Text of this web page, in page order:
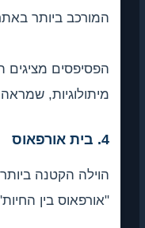
המורכב ביותר באתר.
מיתולוגיות, שמראה את
הוילה הקטנה ביותר,
"אורפאוס בין החיות".